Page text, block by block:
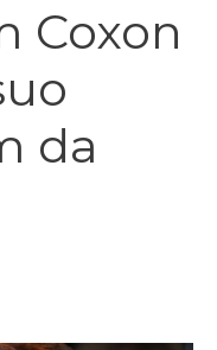
Coxon
da